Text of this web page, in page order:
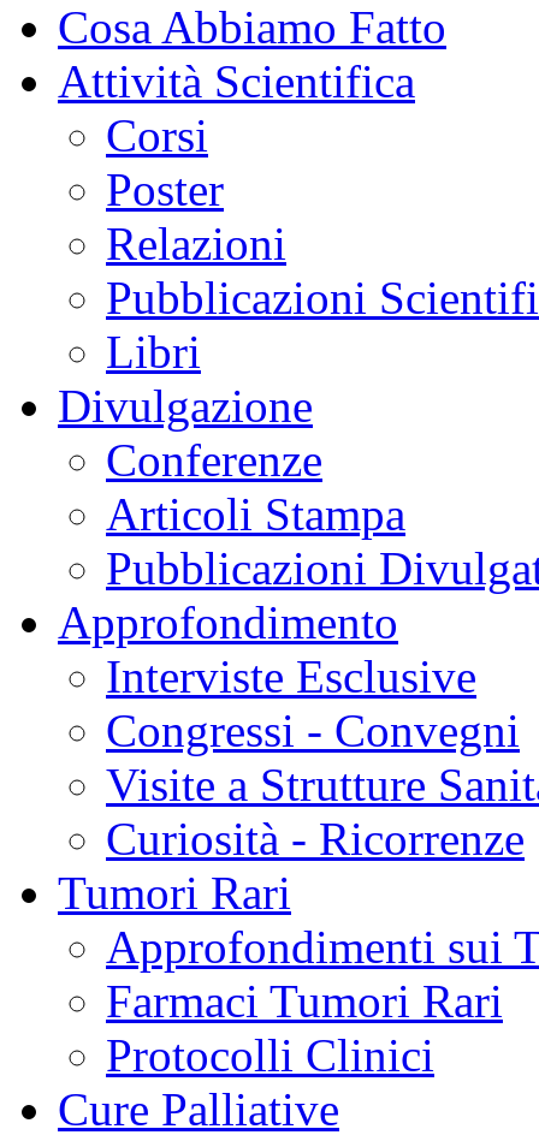
Cosa Abbiamo Fatto
Attività Scientifica
Corsi
Poster
Relazioni
Pubblicazioni
Libri
Divulgazione
Conferenze
Articoli Stampa
Pubblicazioni
Approfondimento
Interviste Esclusive
Congressi - Convegni
Visite a Strutture
Curiosità - Ricorrenze
Tumori Rari
Approfondimenti sui
Farmaci Tumori Rari
Protocolli Clinici
Cure Palliative